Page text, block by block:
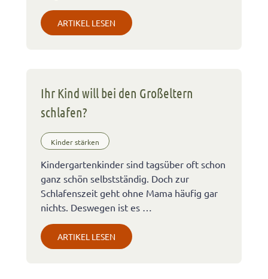
ARTIKEL LESEN
Ihr Kind will bei den Großeltern
schlafen?
Kinder stärken
Kindergartenkinder sind tagsüber oft schon
ganz schön selbstständig. Doch zur
Schlafenszeit geht ohne Mama häufig gar
nichts. Deswegen ist es …
ARTIKEL LESEN